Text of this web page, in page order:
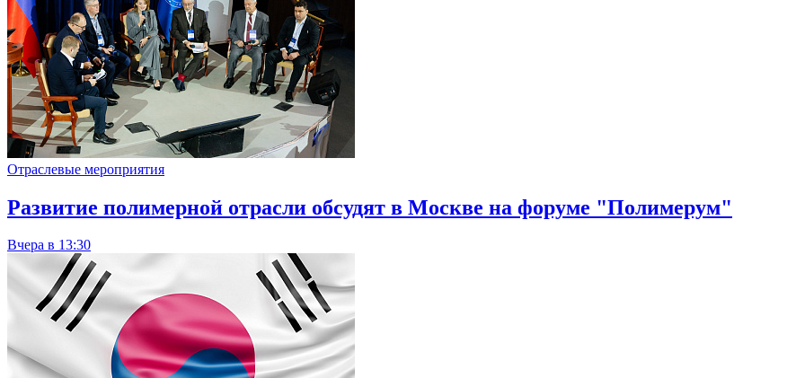
Отраслевые мероприятия
Развитие полимерной отрасли обсудят в Москве на форуме "Полимерум"
Вчера в 13:30